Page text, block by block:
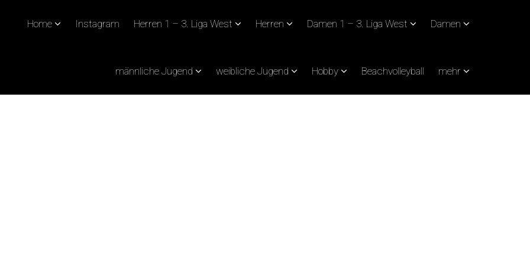
Home Instagram Herren 1 – 3. Liga West Herren Damen 1 – 3. Liga West Damen
männliche Jugend weibliche Jugend Hobby Beachvolleyball mehr